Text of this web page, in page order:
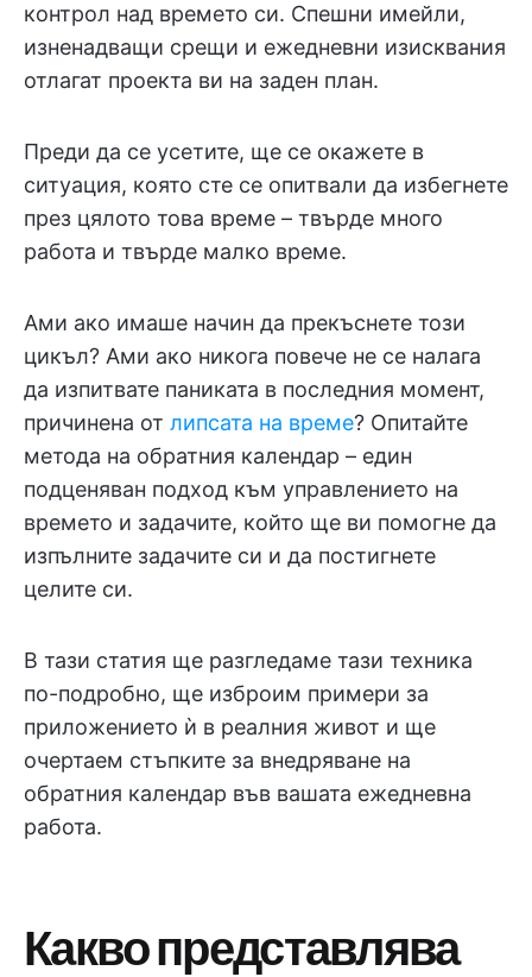
контрол над времето си. Спешни имейли,
изненадващи срещи и ежедневни изисквания
отлагат проекта ви на заден план.
Преди да се усетите, ще се окажете в
ситуация, която сте се опитвали да избегнете
през цялото това време – твърде много
работа и твърде малко време.
Ами ако имаше начин да прекъснете този
цикъл? Ами ако никога повече не се налага
да изпитвате паниката в последния момент,
причинена от липсата на време? Опитайте
метода на обратния календар – един
подценяван подход към управлението на
времето и задачите, който ще ви помогне да
изпълните задачите си и да постигнете
целите си.
В тази статия ще разгледаме тази техника
по-подробно, ще изброим примери за
приложението ѝ в реалния живот и ще
очертаем стъпките за внедряване на
обратния календар във вашата ежедневна
работа.
Какво представлява